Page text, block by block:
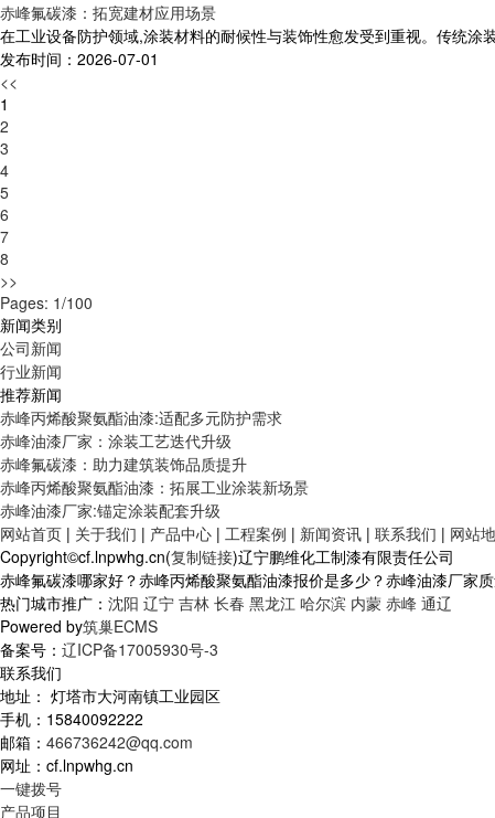
赤峰氟碳漆：拓宽建材应用场景
在工业设备防护领域,涂装材料的耐候性与装饰性愈发受到重视。传统
发布时间：2026-07-01
<<
1
2
3
4
5
6
7
8
>>
Pages: 1/100
新闻类别
公司新闻
行业新闻
推荐新闻
赤峰丙烯酸聚氨酯油漆:适配多元防护需求
赤峰油漆厂家：涂装工艺迭代升级
赤峰氟碳漆：助力建筑装饰品质提升
赤峰丙烯酸聚氨酯油漆：拓展工业涂装新场景
赤峰油漆厂家:锚定涂装配套升级
网站首页 | 关于我们 | 产品中心 | 工程案例 | 新闻资讯 | 联系我们 | 网站
Copyright©cf.lnpwhg.cn(复制链接)辽宁鹏维化工制漆有限责任公司
赤峰氟碳漆哪家好？赤峰丙烯酸聚氨酯油漆报价是多少？赤峰油漆厂家
热门城市推广： 沈阳 辽宁 吉林 长春 黑龙江 哈尔滨 内蒙 赤峰 通辽
Powered by筑巢ECMS
备案号： 辽ICP备17005930号-3
联系我们
地址： 灯塔市大河南镇工业园区
手机：15840092222
邮箱： 466736242@qq.com
网址：cf.lnpwhg.cn
一键拨号
产品项目